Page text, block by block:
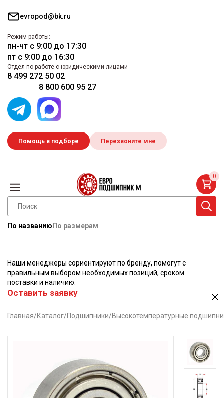
evropod@bk.ru
Режим работы:
пн-чт с 9:00 до 17:30
пт с 9:00 до 16:30
Отдел по работе с юридическими лицами
8 499 272 50 02
8 800 600 95 27
Помощь в подборе Перезвоните мне
По названию По размерам
0
Наши менеджеры сориентируют по бренду, помогут с
правильным выбором необходимых позиций, сроком
поставки и наличию.
Оставить заявку
Главная/Каталог/Подшипники/Высокотемпературные